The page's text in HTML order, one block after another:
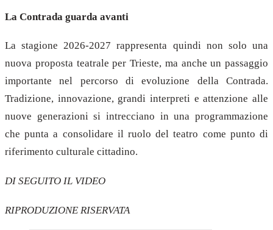
La Contrada guarda avanti
La stagione 2026-2027 rappresenta quindi non solo una
nuova proposta teatrale per Trieste, ma anche un passaggio
importante nel percorso di evoluzione della Contrada.
Tradizione, innovazione, grandi interpreti e attenzione alle
nuove generazioni si intrecciano in una programmazione
che punta a consolidare il ruolo del teatro come punto di
riferimento culturale cittadino.
DI SEGUITO IL VIDEO
RIPRODUZIONE RISERVATA